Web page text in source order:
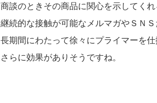
商談のときその商品に関心を示してくれ
継続的な接触が可能なメルマガやＳＮＳ
長期間にわたって徐々にプライマーを仕
さらに効果がありそうですね。